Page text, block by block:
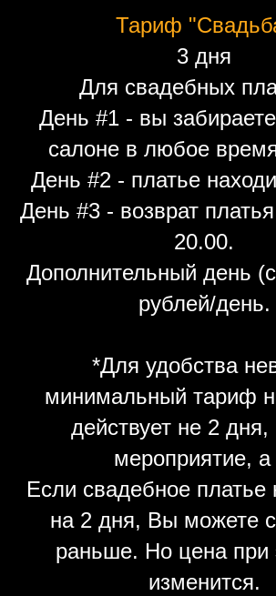
Тариф
3 дня
Для свадебных
День #1 - вы
салоне в любое
День #2 - платье
День #3 - возврат
20.00.
Дополнительный день
рублей/день.
*Для удобства
минимальный тариф
действует не 2 дня,
мероприятие, а
Если свадебное
на 2 дня, Вы можете
раньше. Но цена при
изменится.